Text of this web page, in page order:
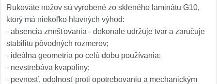
Rukoväte nožov sú vyrobené zo skleného laminátu G10,
ktorý má niekoľko hlavných výhod:
- absencia zmršťovania - dokonale udržuje tvar a zaručuje
stabilitu pôvodných rozmerov;
- ideálna geometria po celú dobu používania;
- nevstrebáva kvapaliny;
- pevnosť, odolnosť proti opotrebovaniu a mechanickým